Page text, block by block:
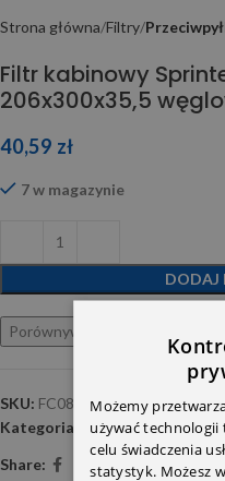
Strona główna Filtry
Filtr kabinowy
206x300x35,5
40,59 zł
7 w magazynie
DODAJ
Porównywarka
SKU: FC0876C
Kategoria:
Przeciwpyłkowe i
Share:
Możemy
używać technologii
celu świadczenia
statystyk. Możesz